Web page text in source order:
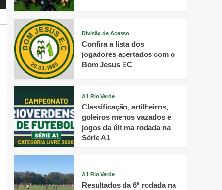
Divisão de Acesso
Confira a lista dos
jogadores acertados com o
Bom Jesus EC
A1 Rio Verde
Classificação, artilheiros,
goleiros menos vazados e
jogos da última rodada na
Série A1
A1 Rio Verde
Resultados da 6ª rodada na